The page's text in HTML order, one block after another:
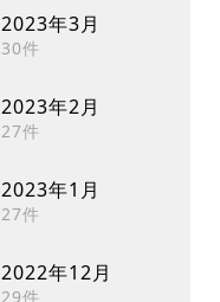
2023年3月
30件
2023年2月
27件
2023年1月
27件
2022年12月
29件